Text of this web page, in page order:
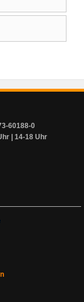
60188-0
| 14-18 Uhr